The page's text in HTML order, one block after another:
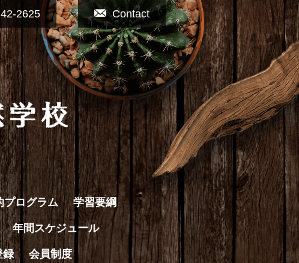
Contact
2625
プログラム 学習要綱
年間スケジュール
録 会員制度